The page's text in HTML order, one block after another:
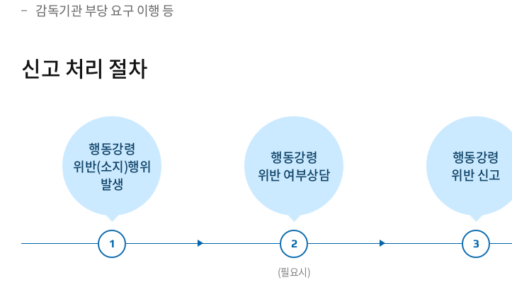
감독기관 부당 요구 이행 등
신고 처리 절차
행동강령
위반(소지)행위
발생
1
행동강령
위반 여부상담
2
(필요시)
행동강령
위반 신고
3